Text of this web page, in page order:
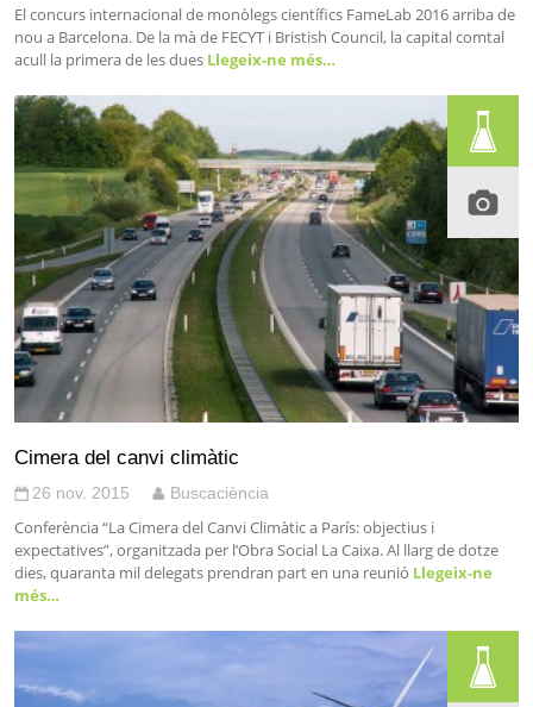
El concurs internacional de monòlegs científics FameLab 2016 arriba de
nou a Barcelona. De la mà de FECYT i Bristish Council, la capital comtal
acull la primera de les dues Llegeix-ne més…
Cimera del canvi climàtic
26 nov. 2015 Buscaciència
Conferència “La Cimera del Canvi Climàtic a París: objectius i
expectatives”, organitzada per l’Obra Social La Caixa. Al llarg de dotze
dies, quaranta mil delegats prendran part en una reunió Llegeix-ne
més…